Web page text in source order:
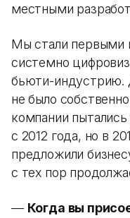
местными
Мы стали первыми
системно
бьюти-индустрию.
не было
компании
с 2012 года, но в
предложили
с тех пор
— Когда вы